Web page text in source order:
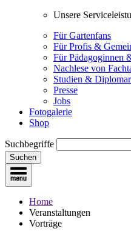
Unsere
Für Gartenfans
Für Profis &
Für Pädagoginnen
Nachlese von
Studien &
Presse
Jobs
Fotogalerie
Shop
Suchbegriffe
Suchen
Home
Veranstaltungen
Vorträge